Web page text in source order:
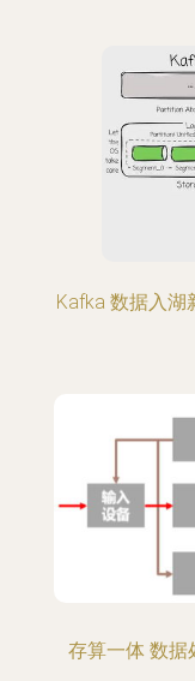
Kafka 数据入湖
存算一体 数据